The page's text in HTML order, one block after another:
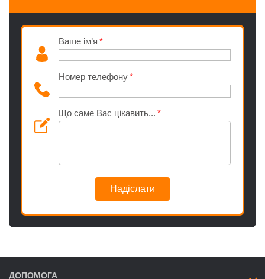
Ваше ім’я
Номер телефону
Що саме Вас цікавить...
Надіслати
ДОПОМОГА